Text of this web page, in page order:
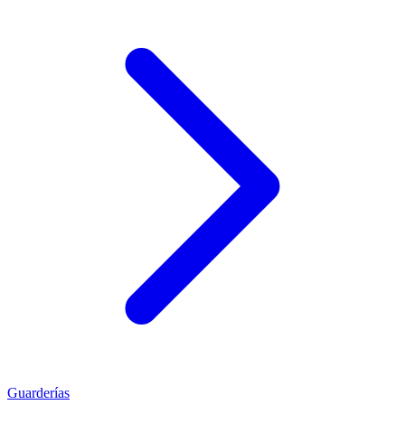
Guarderías